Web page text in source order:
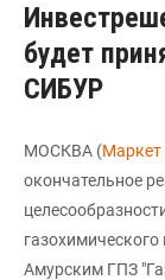
будет
СИБУР
МОСКВА (Маркет
окончательное
газохимического
Амурским ГПЗ